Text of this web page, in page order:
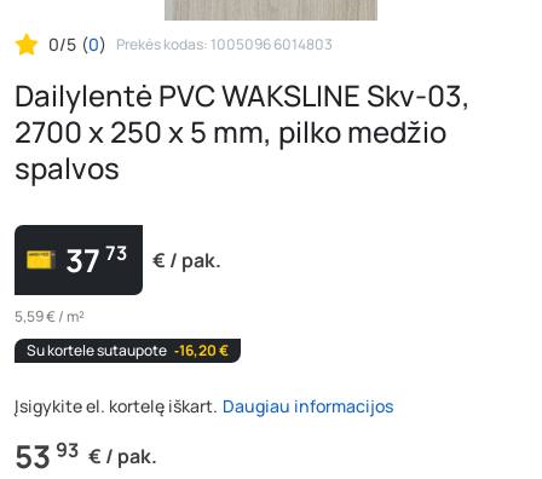
0/5 (0) Prekės kodas: 1005096 6014803
Dailylentė PVC WAKSLINE Skv-03,
2700 x 250 x 5 mm, pilko medžio
spalvos
37 73 € / pak.
5,59 € / m²
Su kortele sutaupote ‐16,20 €
Įsigykite el. kortelę iškart. Daugiau informacijos
53 93 € / pak.